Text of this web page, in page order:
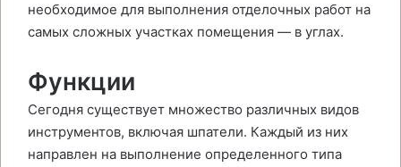
необходимое для выполнения отделочных работ на
самых сложных участках помещения — в углах.
Функции
Сегодня существует множество различных видов
инструментов, включая шпатели. Каждый из них
направлен на выполнение определенного типа